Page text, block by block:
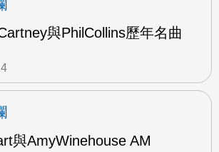
與PhilCollins歷年名曲
與AmyWinehouse AM